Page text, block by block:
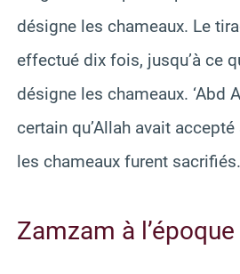
désigne les chameaux. Le
effectué dix fois, jusqu’à ce
désigne les chameaux. ‘Abd
certain qu’Allah avait
les chameaux furent sacrifiés.
Zamzam à